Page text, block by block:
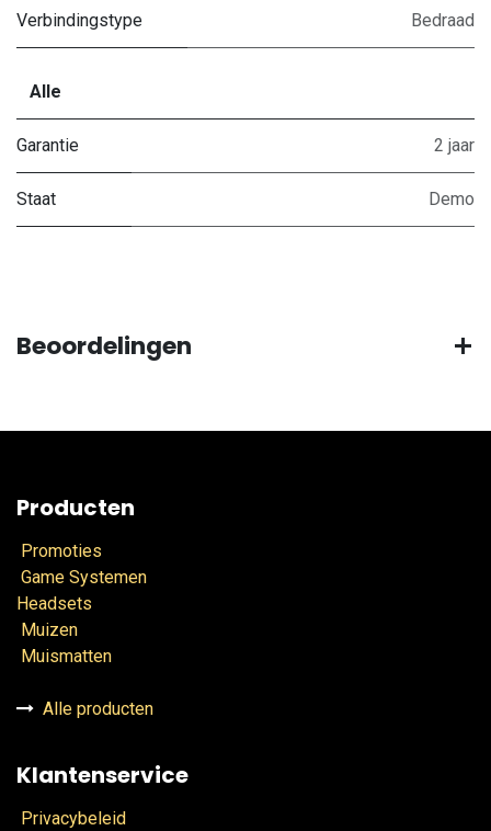
Verbindingstype Bedraad
Alle
Garantie 2 jaar
Staat Demo
Beoordelingen
Producten
Promoties
Game Systemen
Headsets
Muizen
Muismatten
Alle producten
Klantenservice
Privacybeleid